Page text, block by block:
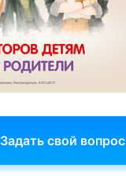
Задать свой вопрос